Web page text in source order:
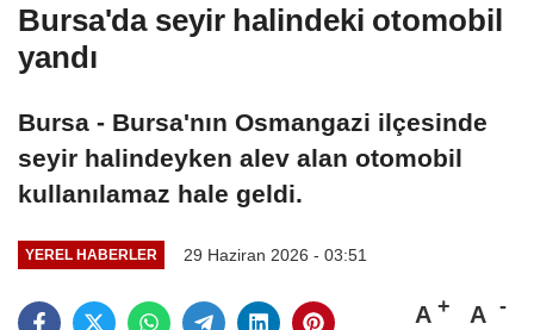
Bursa'da seyir halindeki otomobil
yandı
Bursa - Bursa'nın Osmangazi ilçesinde
seyir halindeyken alev alan otomobil
kullanılamaz hale geldi.
YEREL HABERLER 29 Haziran 2026 - 03:51
A A